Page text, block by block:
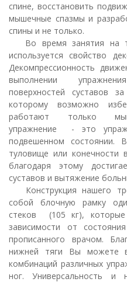
спине, восстановить
мышечные спазмы и
спины и не только.
Во время занятия на
используется свойство
Декомпрессионность
выполнении
поверхностей суставов
которому возможно
работают только
упражнение - это
подвешенном состоянии.
туловище или конечности
благодаря этому
суставов и вытяжение
Конструкция нашего
собой блочную рамку
стеков (105 кг),
зависимости от
прописанного врачом.
нижней тяги Вы можете
комбинаций различных
ног. Универсальность и